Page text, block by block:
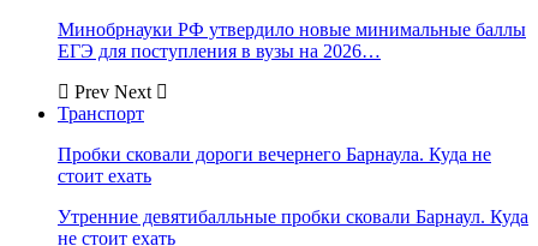
Минобрнауки РФ утвердило новые минимальные баллы
ЕГЭ для поступления в вузы на 2026…
Prev Next
Транспорт
Пробки сковали дороги вечернего Барнаула. Куда не
стоит ехать
Утренние девятибалльные пробки сковали Барнаул. Куда
не стоит ехать